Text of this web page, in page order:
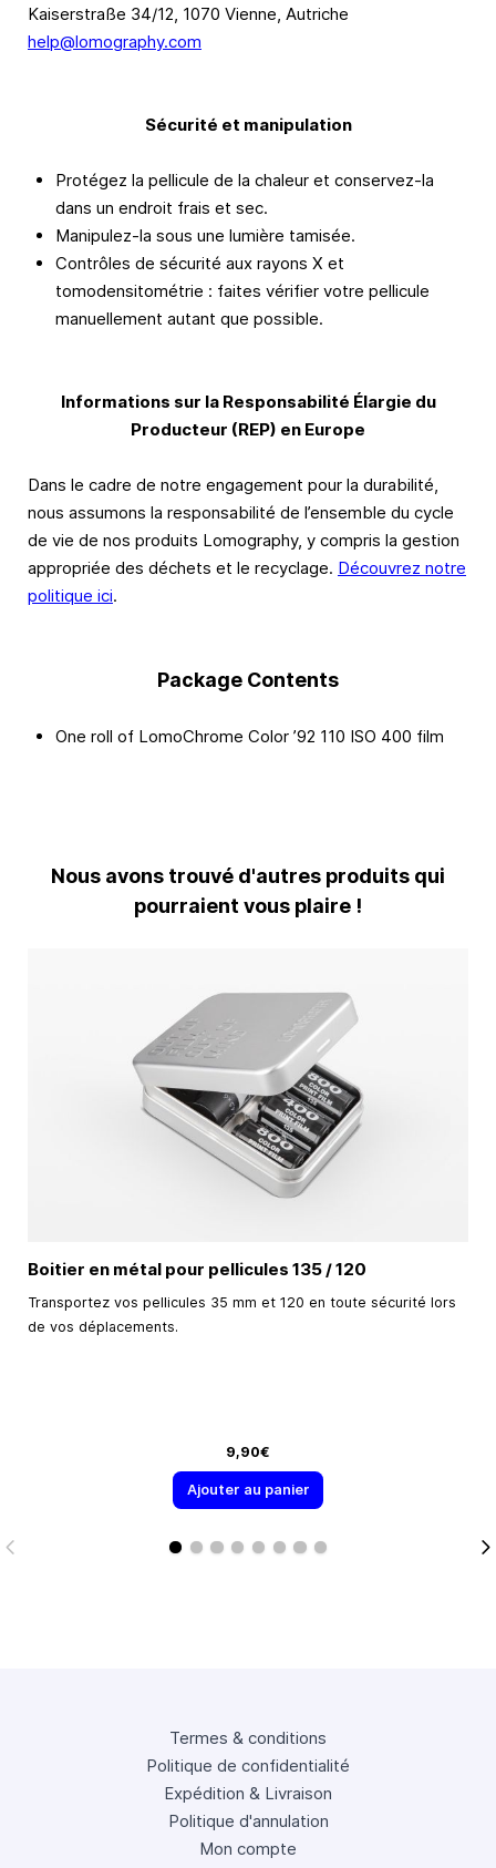
Kaiserstraße 34/12, 1070 Vienne, Autriche
help@lomography.com
Sécurité et manipulation
Protégez la pellicule de la chaleur et conservez-la
dans un endroit frais et sec.
Manipulez-la sous une lumière tamisée.
Contrôles de sécurité aux rayons X et
tomodensitométrie : faites vérifier votre pellicule
manuellement autant que possible.
Informations sur la Responsabilité Élargie du
Producteur (REP) en Europe
Dans le cadre de notre engagement pour la durabilité,
nous assumons la responsabilité de l’ensemble du cycle
de vie de nos produits Lomography, y compris la gestion
appropriée des déchets et le recyclage. Découvrez notre
politique ici.
Package Contents
One roll of LomoChrome Color ’92 110 ISO 400 film
Nous avons trouvé d'autres produits qui
pourraient vous plaire !
Boitier en métal pour pellicules 135 / 120
Transportez vos pellicules 35 mm et 120 en toute sécurité lors
de vos déplacements.
9,90€
Ajouter au panier
Termes & conditions
Politique de confidentialité
Expédition & Livraison
Politique d'annulation
Mon compte